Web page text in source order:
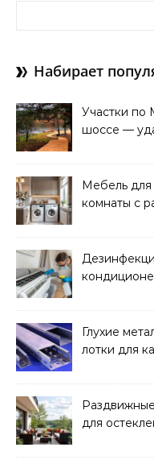
Набирает
Участки по
шоссе —
Мебель для
комнаты с
Глухие
лотки для
для